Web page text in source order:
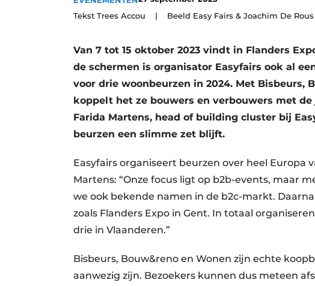
Vacature aanmelden
Video’s
Bedrijven
Bedrijven
Contact
Tekst Trees Accou | Beeld Easy Fairs & Joachim De Rous
Van 7 tot 15 oktober 2023 vindt in Flanders
de schermen is organisator Easyfairs ook al
voor drie woonbeurzen in 2024. Met Bisbeurs,
koppelt het ze bouwers en verbouwers met
Farida Martens, head of building cluster bij
beurzen een slimme zet blijft.
Easyfairs organiseert beurzen over heel Europa
Martens: “Onze focus ligt op b2b-events, maar
we ook bekende namen in de b2c-markt.
zoals Flanders Expo in Gent. In totaal
drie in Vlaanderen.”
Bisbeurs, Bouw&reno en Wonen zijn echte
aanwezig zijn. Bezoekers kunnen dus meteen